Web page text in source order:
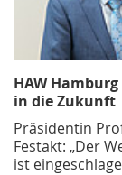
HAW
in die Zukunft
Präsidentin
Festakt: „Der
ist